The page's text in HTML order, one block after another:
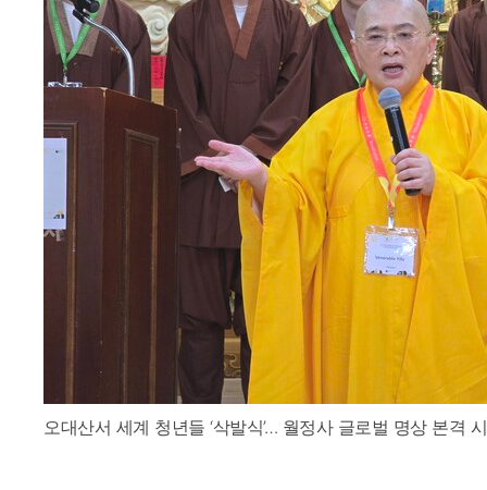
오대산서 세계 청년들 ‘삭발식’… 월정사 글로벌 명상 본격